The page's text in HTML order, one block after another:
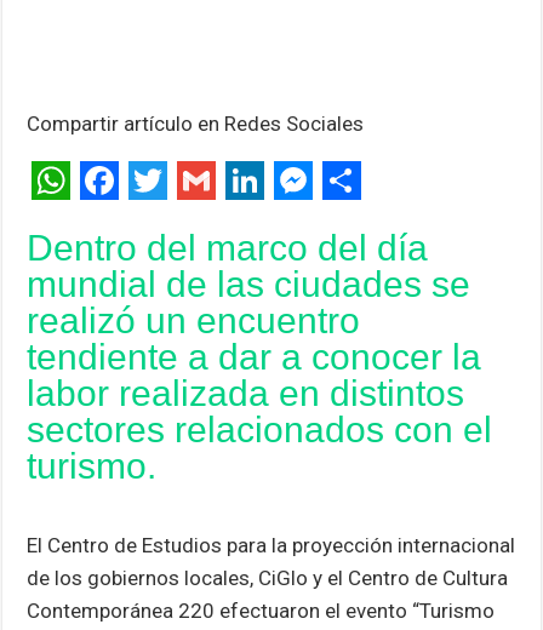
Compartir artículo en Redes Sociales
h
a
t
s
A
p
p
a
c
e
b
o
o
k
w
i
t
t
e
r
m
a
i
l
i
n
k
e
d
I
e
s
s
e
n
g
r
o
m
p
a
r
t
r
Dentro del marco del día
mundial de las ciudades se
realizó un encuentro
tendiente a dar a conocer la
labor realizada en distintos
sectores relacionados con el
turismo.
El Centro de Estudios para la proyección internacional
de los gobiernos locales, CiGlo y el Centro de Cultura
Contemporánea 220 efectuaron el evento “Turismo